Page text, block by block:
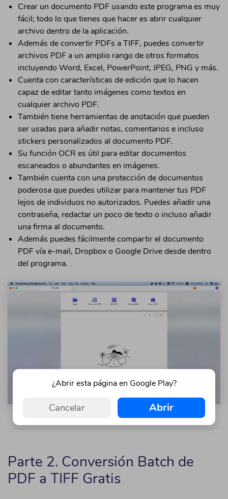
Crear un documento PDF usando este programa es muy
fácil; todo lo que tienes que hacer es abrir cualquier
archivo dentro de la aplicación.
Además de convertir PDFs a TIFF, puedes convertir
archivos PDF a un amplio rango de otros formatos
incluyendo Word, Excel, PowerPoint, JPEG, PNG y más.
Cuenta con características de edición que lo hacen
capaz de editar tanto imágenes como textos en
cualquier archivo PDF.
También tiene herramientas de anotación que pueden
ser usadas para añadir notas, comentarios e incluso
stickers personalizados al documento PDF.
Su función OCR es útil para editar documentos
escaneados o abundantes en imágenes.
También cuenta con una protección de documentos
poderosa que puedes utilizar para mantener tus PDF
lejos de individuos no autorizados. Puedes añadir una
contraseña, redactar un poco de texto o incluso añadir
una firma al documento.
Además puedes fácilmente compartir el documento
PDF vía e-mail, Dropbox o Google Drive desde dentro
del programa.
Parte 2. Conversión Batch de
PDF a TIFF Gratis
¿Abrir esta página en Google Play?
Cancelar Abrir